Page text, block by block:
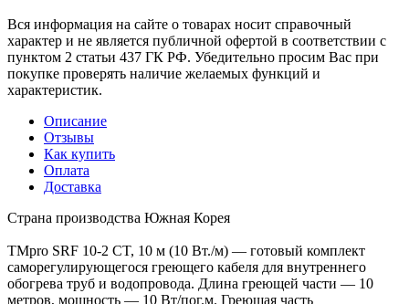
Вся информация на сайте о товарах носит справочный
характер и не является публичной офертой в соответствии с
пунктом 2 статьи 437 ГК РФ. Убедительно просим Вас при
покупке проверять наличие желаемых функций и
характеристик.
Описание
Отзывы
Как купить
Оплата
Доставка
Страна производства Южная Корея
TMpro SRF 10-2 CT, 10 м (10 Вт./м) — готовый комплект
саморегулирующегося греющего кабеля для внутреннего
обогрева труб и водопровода. Длина греющей части — 10
метров, мощность — 10 Вт/пог.м. Греющая часть